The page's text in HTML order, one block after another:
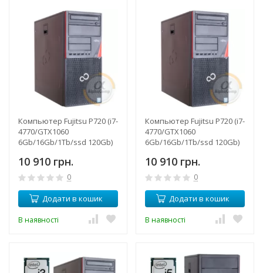
Компьютер Fujitsu P720 (i7-
4770/GTX1060
6Gb/16Gb/1Tb/ssd 120Gb)
10 910 грн.
0
Додати в кошик
В наявності
Компьютер Fujitsu P720 (i7-
4770/GTX1060
6Gb/16Gb/1Tb/ssd 120Gb)
10 910 грн.
0
Додати в кошик
В наявності